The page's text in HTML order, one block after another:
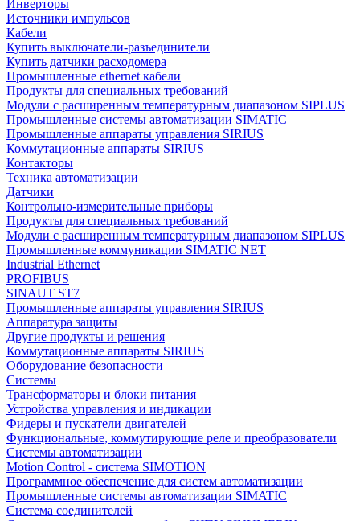
Инверторы
Источники импульсов
Кабели
Купить выключатели-разъединители
Купить датчики расходомера
Промышленные ethernet кабели
Продукты для специальных требований
Модули с расширенным температурным диапазоном SIPLUS
Промышленные системы автоматизации SIMATIC
Промышленные аппараты управления SIRIUS
Коммутационные аппараты SIRIUS
Контакторы
Техника автоматизации
Датчики
Контрольно-измерительные приборы
Продукты для специальных требований
Модули с расширенным температурным диапазоном SIPLUS
Промышленные коммуникации SIMATIC NET
Industrial Ethernet
PROFIBUS
SINAUT ST7
Промышленные аппараты управления SIRIUS
Аппаратура защиты
Другие продукты и решения
Коммутационные аппараты SIRIUS
Оборудование безопасности
Системы
Трансформаторы и блоки питания
Устройства управления и индикации
Фидеры и пускатели двигателей
Функциональные, коммутирующие реле и преобразователи
Системы автоматизации
Motion Control - система SIMOTION
Программное обеспечение для систем автоматизации
Промышленные системы автоматизации SIMATIC
Система соединителей